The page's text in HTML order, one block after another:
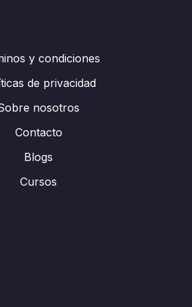
y condiciones
de privacidad
nosotros
Contacto
Blogs
Cursos